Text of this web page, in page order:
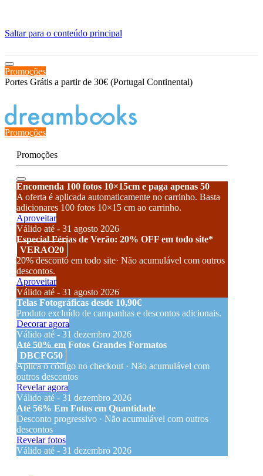
Saltar para o conteúdo principal
Promoções
Portes Grátis a partir de 30€ (Portugal Continental)
Promoções
Promoções
Encomenda 100 fotos 10×15cm e paga apenas 50
A oferta é aplicada automaticamente no carrinho. Basta
adicionares 100 fotos 10×15 cm ao carrinho.
Aproveitar
Válido até - 31 agosto 2026
Especial Férias de Verão: 20% OFF em todo site*
VERAO20
20% desconto em todo site· Não acumulável com outros
descontos.
Aproveitar
Válido até - 31 agosto 2026
Telas Fotográficas desde 10,90€
Produto excluído de campanhas e descontos adicionais.
Decorar agora
Válido até - 31 dezembro 2026
Até 50% em Fotos Grandes Formatos
DBCFG50
Aplica o código no checkout · Não acumulável com
outros descontos
Revelar agora
Válido até - 31 dezembro 2026
Até 56% Em Fotos em Quantidade
Desconto progressivo · Não acumulável com outros
descontos
Revelar fotos
Válido até - 31 dezembro 2026
≡